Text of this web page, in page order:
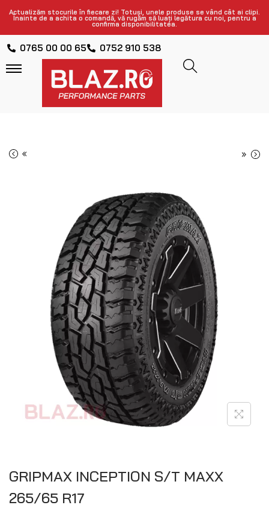
Actualizăm stocurile în fiecare zi! Totuși, unele produse se vând cât ai clipi.
Înainte de a achita o comandă, vă rugăm să luați legătura cu noi, pentru a
confirma disponibilitatea.
0765 00 00 65 0752 910 538
« »
GRIPMAX INCEPTION S/T MAXX
265/65 R17